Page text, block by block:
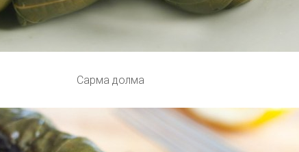
Сарма долма